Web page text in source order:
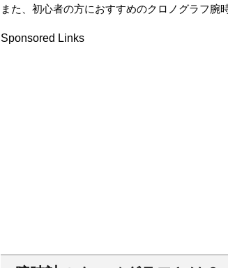
また、初心者の方におすすめのクロノグラフ腕
Sponsored Links